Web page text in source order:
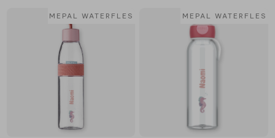
MEPAL WATERFLES MEPAL WATERFLES